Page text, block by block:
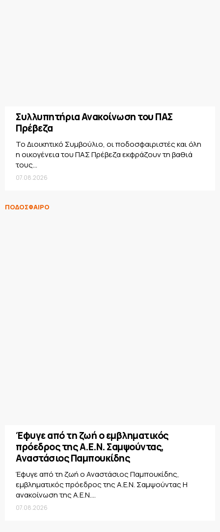
Συλλυπητήρια Ανακοίνωση του ΠΑΣ
Πρέβεζα
Το Διοικητικό Συμβούλιο, οι ποδοσφαιριστές και όλη
η οικογένεια του ΠΑΣ Πρέβεζα εκφράζουν τη βαθιά
τους...
07.08.2026
ΠΟΔΟΣΦΑΙΡΟ
Έφυγε από τη ζωή ο εμβληματικός
πρόεδρος της Α.Ε.Ν. Σαμψούντας,
Αναστάσιος Παμπουκίδης
Έφυγε από τη ζωή ο Αναστάσιος Παμπουκίδης,
εμβληματικός πρόεδρος της Α.Ε.Ν. Σαμψούντας Η
ανακοίνωση της Α.Ε.Ν....
07.08.2026